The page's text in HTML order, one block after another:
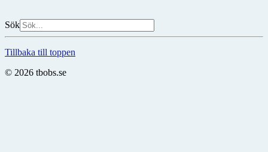
Sök
Tillbaka till toppen
© 2026 tbobs.se